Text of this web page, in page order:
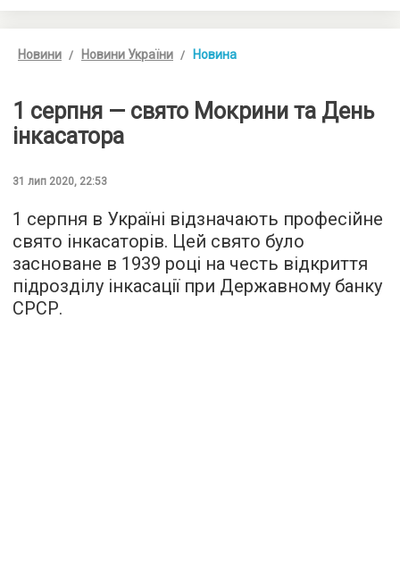
Новини Новини України Новина
1 серпня — свято Мокрини та День
інкасатора
31 лип 2020, 22:53
1 серпня в Україні відзначають професійне
свято інкасаторів. Цей свято було
засноване в 1939 році на честь відкриття
підрозділу інкасації при Державному банку
СРСР.